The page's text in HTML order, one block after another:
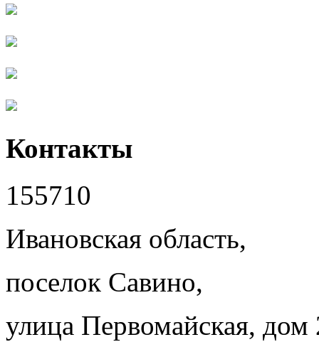
Контакты
155710
Ивановская область,
поселок Савино,
улица Первомайская, дом